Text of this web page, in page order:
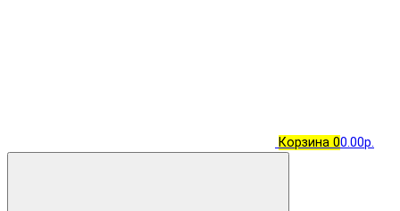
Корзина 00.00р.